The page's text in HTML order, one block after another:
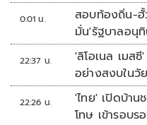
0:01 น.
สอบท้องถิ่น-ฮั้
มั่น'รัฐบาลอนุ
22:37 น.
'ลิโอเนล เมส
อย่างสงบใน
22:26 น.
'ไทย' เปิดบ้าน
โทษ เข้ารอบ